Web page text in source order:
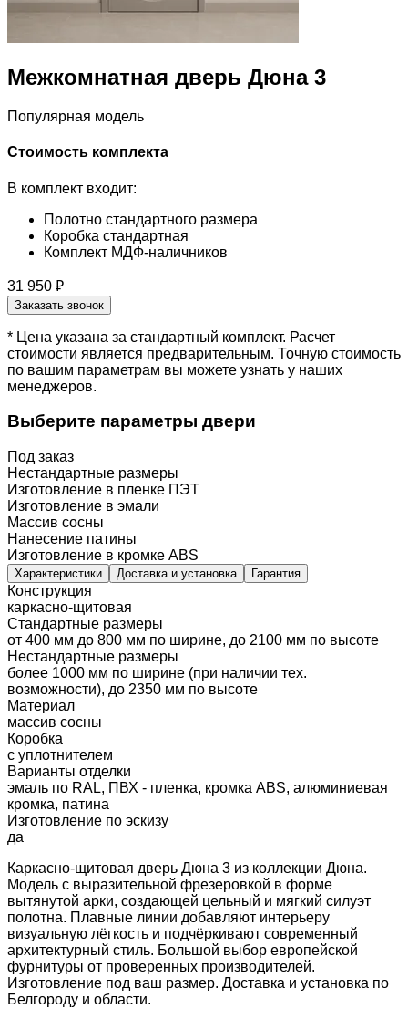
Межкомнатная дверь Дюна 3
Популярная модель
Стоимость комплекта
В комплект входит:
Полотно стандартного размера
Коробка стандартная
Комплект МДФ-наличников
31 950 ₽
Заказать звонок
* Цена указана за стандартный комплект. Расчет
стоимости является предварительным. Точную стоимость
по вашим параметрам вы можете узнать у наших
менеджеров.
Выберите параметры двери
Под заказ
Нестандартные размеры
Изготовление в пленке ПЭТ
Изготовление в эмали
Массив сосны
Нанесение патины
Изготовление в кромке ABS
Характеристики Доставка и установка Гарантия
Конструкция
каркасно-щитовая
Стандартные размеры
от 400 мм до 800 мм по ширине, до 2100 мм по высоте
Нестандартные размеры
более 1000 мм по ширине (при наличии тех.
возможности), до 2350 мм по высоте
Материал
массив сосны
Коробка
с уплотнителем
Варианты отделки
эмаль по RAL, ПВХ - пленка, кромка ABS, алюминиевая
кромка, патина
Изготовление по эскизу
да
Каркасно-щитовая дверь Дюна 3 из коллекции Дюна.
Модель с выразительной фрезеровкой в форме
вытянутой арки, создающей цельный и мягкий силуэт
полотна. Плавные линии добавляют интерьеру
визуальную лёгкость и подчёркивают современный
архитектурный стиль. Большой выбор европейской
фурнитуры от проверенных производителей.
Изготовление под ваш размер. Доставка и установка по
Белгороду и области.